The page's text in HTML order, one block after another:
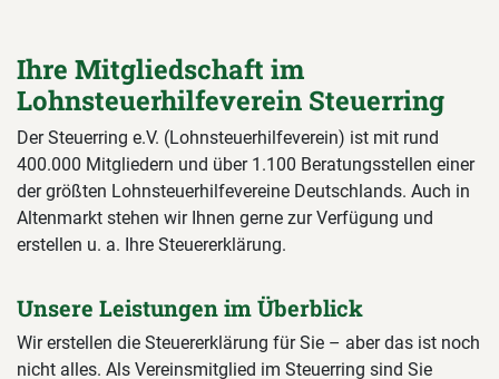
Ihre Mitgliedschaft im
Lohnsteuerhilfeverein Steuerring
Der Steuerring e.V. (Lohnsteuerhilfeverein) ist mit rund
400.000 Mitgliedern und über 1.100 Beratungsstellen einer
der größten Lohnsteuerhilfevereine Deutschlands. Auch in
Altenmarkt stehen wir Ihnen gerne zur Verfügung und
erstellen u. a. Ihre Steuererklärung.
Unsere Leistungen im Überblick
Wir erstellen die Steuererklärung für Sie – aber das ist noch
nicht alles. Als Vereinsmitglied im Steuerring sind Sie